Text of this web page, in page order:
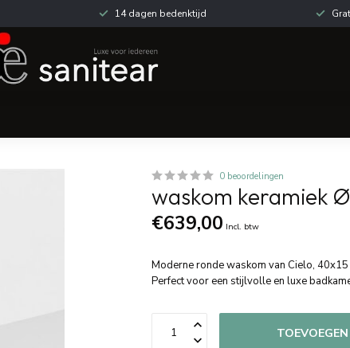
14 dagen bedenktijd
0 beoordelingen
waskom keramiek
€639,00 Incl. btw
Moderne ronde waskom van Cielo,
Perfect voor een stijlvolle en luxe